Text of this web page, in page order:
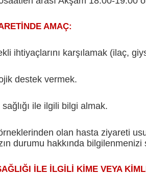
AMAÇ:
ihtiyaçlarını karşılamak (ilaç,
destek vermek.
ile ilgili bilgi almak.
olan hasta ziyareti
durumu hakkında bilgilenmenizi
KİME VEYA